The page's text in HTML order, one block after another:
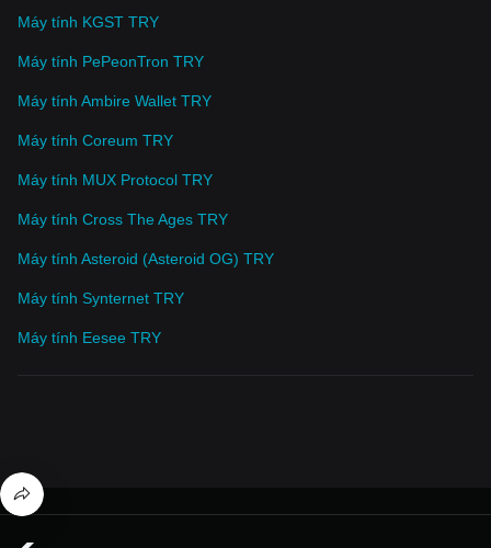
Máy tính KGST TRY
Máy tính PePeonTron TRY
Máy tính Ambire Wallet TRY
Máy tính Coreum TRY
Máy tính MUX Protocol TRY
Máy tính Cross The Ages TRY
Máy tính Asteroid (Asteroid OG) TRY
Máy tính Synternet TRY
Máy tính Eesee TRY